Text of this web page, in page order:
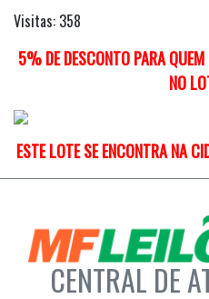
Visitas: 358
5% DE DESCONTO PARA
NO
ESTE LOTE SE ENCONTRA NA
CENTRAL DE